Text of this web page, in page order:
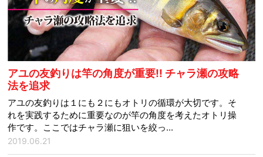
アユの友釣りは竿の角度が重要!! チャラ瀬の攻略
法を追求
アユの友釣りは１にも２にもオトリの循環が大切です。そ
れを実践するために重要なのが竿の角度を考えたオトリ操
作です。ここではチャラ瀬に狙いを絞っ...
2019.06.21